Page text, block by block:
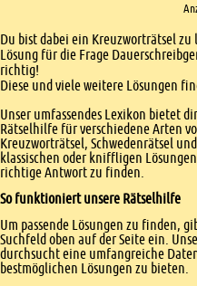
Einleitung
Du bist dabei ein Kreuzworträtsel
Lösung für die Frage
richtig!
Diese und viele weitere Lösungen
Unser umfassendes Lexikon bietet
Rätselhilfe für verschiedene Arten
Kreuzworträtsel, Schwedenrätsel
klassischen oder kniffligen
richtige Antwort zu finden.
So funktioniert unsere Rätselhilfe
Um passende Lösungen zu finden,
Suchfeld oben auf der Seite ein.
durchsucht eine umfangreiche
bestmöglichen Lösungen zu bieten.